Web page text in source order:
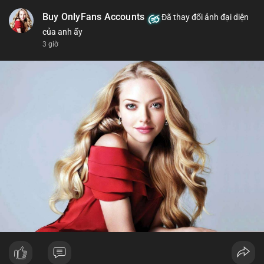
Buy OnlyFans Accounts
Đã thay đổi ảnh đại diện
của anh ấy
3 giờ